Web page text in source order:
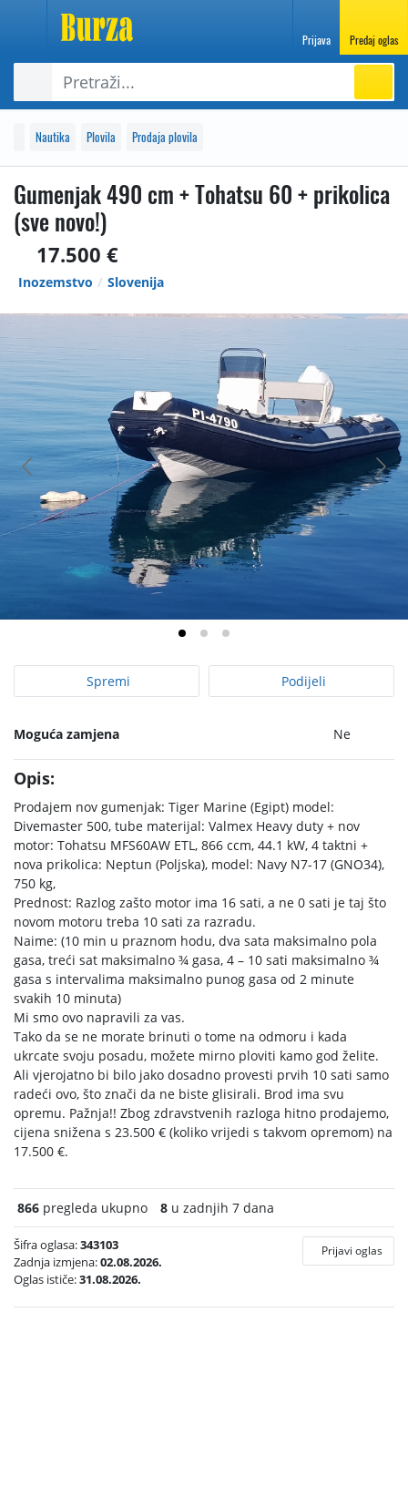
Prijava Predaj oglas
Nautika Plovila Prodaja plovila
Gumenjak 490 cm + Tohatsu 60 + prikolica
(sve novo!)
17.500 €
Inozemstvo Slovenija
Spremi Podijeli
Moguća zamjena Ne
Opis:
Prodajem nov gumenjak: Tiger Marine (Egipt) model:
Divemaster 500, tube materijal: Valmex Heavy duty + nov
motor: Tohatsu MFS60AW ETL, 866 ccm, 44.1 kW, 4 taktni +
nova prikolica: Neptun (Poljska), model: Navy N7-17 (GNO34),
750 kg,
Prednost: Razlog zašto motor ima 16 sati, a ne 0 sati je taj što
novom motoru treba 10 sati za razradu.
Naime: (10 min u praznom hodu, dva sata maksimalno pola
gasa, treći sat maksimalno ¾ gasa, 4 – 10 sati maksimalno ¾
gasa s intervalima maksimalno punog gasa od 2 minute
svakih 10 minuta)
Mi smo ovo napravili za vas.
Tako da se ne morate brinuti o tome na odmoru i kada
ukrcate svoju posadu, možete mirno ploviti kamo god želite.
Ali vjerojatno bi bilo jako dosadno provesti prvih 10 sati samo
radeći ovo, što znači da ne biste glisirali. Brod ima svu
opremu. Pažnja!! Zbog zdravstvenih razloga hitno prodajemo,
cijena snižena s 23.500 € (koliko vrijedi s takvom opremom) na
17.500 €.
866 pregleda ukupno 8 u zadnjih 7 dana
Šifra oglasa:343103
Zadnja izmjena:02.08.2026.
Oglas ističe:31.08.2026.
Prijavi oglas